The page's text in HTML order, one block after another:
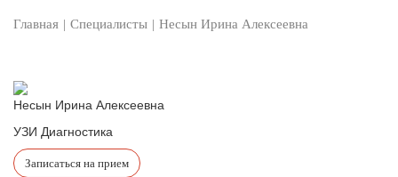
Главная Специалисты Несын Ирина Алексеевна
Несын Ирина Алексеевна
УЗИ Диагностика
Записаться на прием